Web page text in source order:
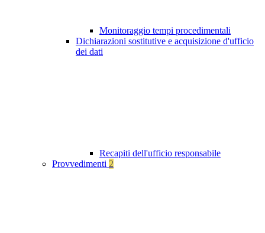
Monitoraggio tempi procedimentali
Dichiarazioni sostitutive e acquisizione d'ufficio
dei dati
Recapiti dell'ufficio responsabile
Provvedimenti 2